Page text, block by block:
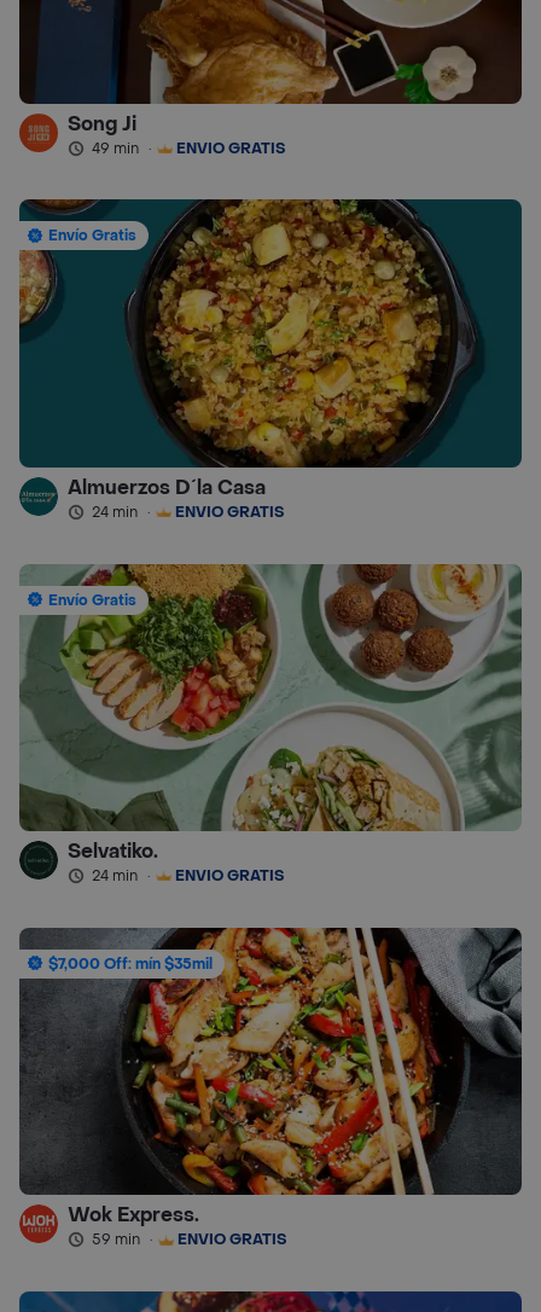
Song Ji
49 min · ENVÍO GRATIS
Envío Gratis
Almuerzos D´la Casa
24 min · ENVÍO GRATIS
Envío Gratis
Selvatiko.
24 min · ENVÍO GRATIS
$7,000 Off: mín $35mil
Wok Express.
59 min · ENVÍO GRATIS